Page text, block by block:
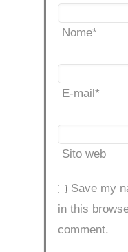
Nome*
E-mail*
Sito web
Save my
in this
comment.